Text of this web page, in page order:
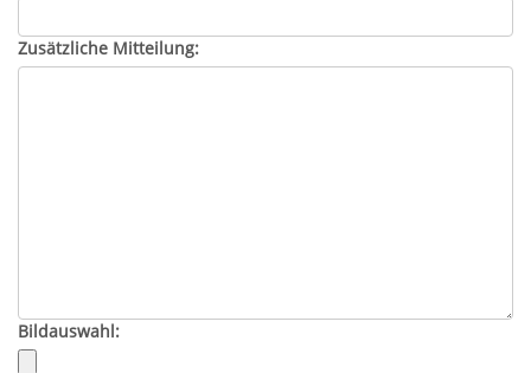
Zusätzliche Mitteilung:
Bildauswahl: